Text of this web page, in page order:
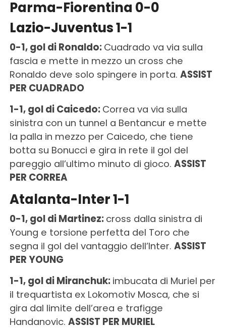
Parma-Fiorentina 0-0
Lazio-Juventus 1-1
0-1, gol di Ronaldo: Cuadrado va via sulla
fascia e mette in mezzo un cross che
Ronaldo deve solo spingere in porta. ASSIST
PER CUADRADO
1-1, gol di Caicedo: Correa va via sulla
sinistra con un tunnel a Bentancur e mette
la palla in mezzo per Caicedo, che tiene
botta su Bonucci e gira in rete il gol del
pareggio all’ultimo minuto di gioco. ASSIST
PER CORREA
Atalanta-Inter 1-1
0-1, gol di Martinez: cross dalla sinistra di
Young e torsione perfetta del Toro che
segna il gol del vantaggio dell’Inter. ASSIST
PER YOUNG
1-1, gol di Miranchuk: imbucata di Muriel per
il trequartista ex Lokomotiv Mosca, che si
gira dal limite dell’area e trafigge
Handanovic. ASSIST PER MURIEL